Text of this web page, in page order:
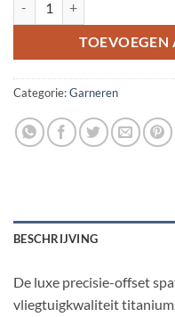
TOEVOEGEN
Categorie:Garneren
BESCHRIJVING
De luxe precisie-offset
vliegtuigkwaliteit